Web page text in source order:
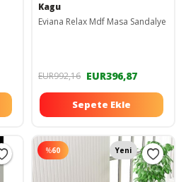
Kagu
Eviana Relax Mdf Masa Sandalye
EUR992,16 EUR396,87
Sepete Ekle
%60 Yeni